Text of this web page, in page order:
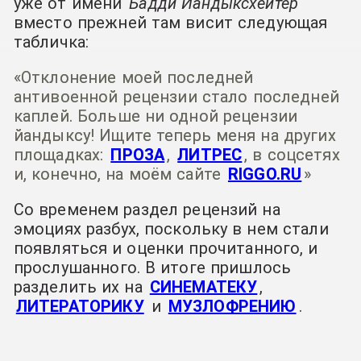
вместо прежней там висит следующая
табличка:
«Отклонение моей последней
антивоенной рецензии стало последней
каплей. Больше ни одной рецензии
йандыксу! Ищите теперь меня на других
площадках: ПРОЗА, ЛИТРЕС, в соцсетях
и, конечно, на моём сайте RIGGO.RU »
Со временем раздел рецензий на
эмоциях разбух, поскольку в нем стали
появляться и оценки прочитанного, и
прослушанного. В итоге пришлось
разделить их на СИНЕМАТЕКУ,
ЛИТЕРАТОРИКУ и МУЗЛОФРЕНИЮ .